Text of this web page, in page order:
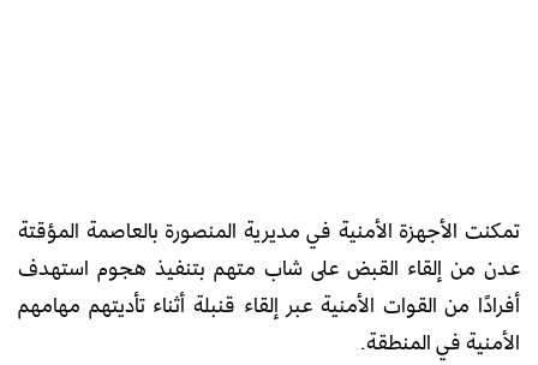
تمكنت الأجهزة الأمنية في مديرية المنصورة بالعاصمة المؤقتة
عدن من إلقاء القبض على شاب متهم بتنفيذ هجوم استهدف
أفرادًا من القوات الأمنية عبر إلقاء قنبلة أثناء تأديتهم مهامهم
الأمنية في المنطقة.